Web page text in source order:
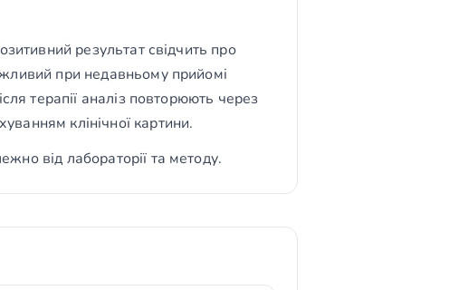
результат свідчить про
при недавньому прийомі
терапії аналіз повторюють через
клінічної картини.
від лабораторії та методу.